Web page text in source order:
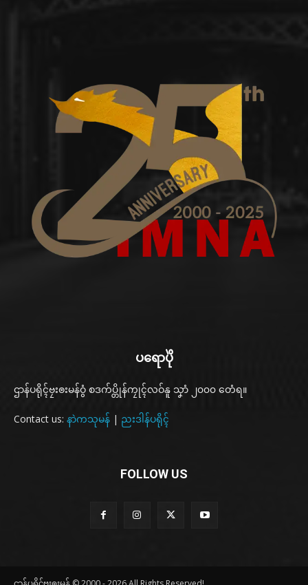
ပရောပိုဲ
ဌာန်ပရိုၚ်ဗၠးၜးမန်ဝွံ စဒက်ပ္တိုန်ကၠုၚ်လဝ်နူ သၞာံ ၂၀၀၀ တေံရ။
Contact us: နာဲကသုမန် | ညးဒါန်ပရိုၚ်
FOLLOW US